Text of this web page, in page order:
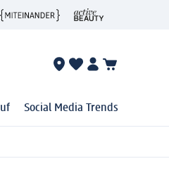
Social Media Trends